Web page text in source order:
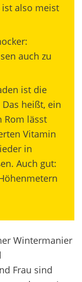
also meist
auch zu
ist die
heißt, ein
Rom lässt
Vitamin
in
Auch gut:
Wintermanier
Frau sind